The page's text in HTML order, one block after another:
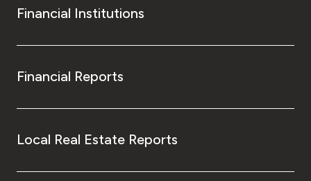
Financial Institutions
Financial Reports
Local Real Estate Reports